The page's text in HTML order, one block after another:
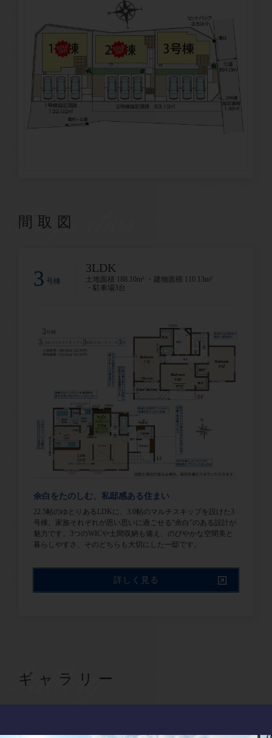
間取図
3 号棟
3LDK
土地面積 188.10m² ・建物面積 110.13m²
・駐車場3台
余白をたのしむ、私邸感ある住まい
22.5帖のゆとりあるLDKに、3.0帖のマルチスキップを設けた3
号棟。家族それぞれが思い思いに過ごせる“余白”のある設計が
魅力です。3つのWICや土間収納も備え、のびやかな空間美と
暮らしやすさ、そのどちらも大切にした一邸です。
詳しく見る
ギャラリー